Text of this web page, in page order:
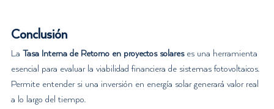
Conclusión
La Tasa Interna de Retorno en proyectos solares es una herramienta
esencial para evaluar la viabilidad financiera de sistemas fotovoltaicos.
Permite entender si una inversión en energía solar generará valor real
a lo largo del tiempo.